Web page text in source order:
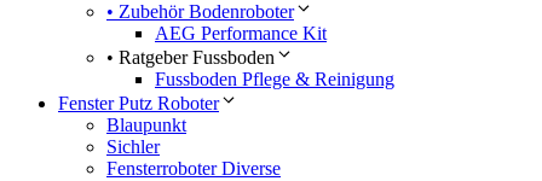
• Zubehör Bodenroboter
AEG Performance Kit
• Ratgeber Fussboden
Fussboden Pflege & Reinigung
Fenster Putz Roboter
Blaupunkt
Sichler
Fensterroboter Diverse